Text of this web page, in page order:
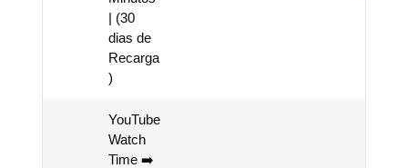
| (30
dias de
Recarga
)
YouTube
Watch
Time ➡️